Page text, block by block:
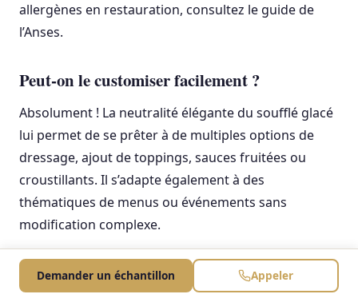
allergènes en restauration, consultez le guide de
l’Anses.
Peut-on le customiser facilement ?
Absolument ! La neutralité élégante du soufflé glacé
lui permet de se prêter à de multiples options de
dressage, ajout de toppings, sauces fruitées ou
croustillants. Il s’adapte également à des
thématiques de menus ou événements sans
modification complexe.
Quelle est la durée de conservation ?
Demander un échantillon Appeler